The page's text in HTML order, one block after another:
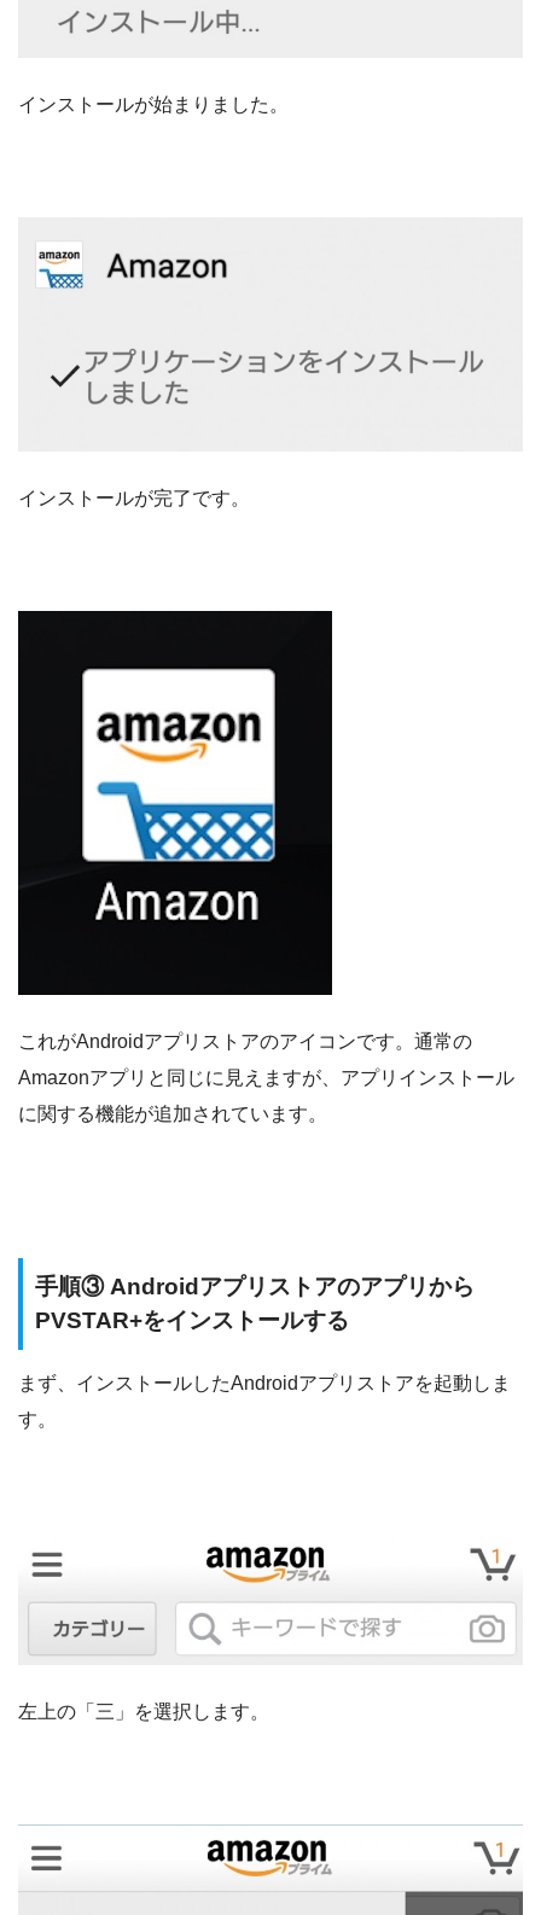
インストールが始まりました。
インストールが完了です。
これがAndroidアプリストアのアイコンです。通常の
Amazonアプリと同じに見えますが、アプリインストール
に関する機能が追加されています。
手順③ Androidアプリストアのアプリから
PVSTAR+をインストールする
まず、インストールしたAndroidアプリストアを起動しま
す。
左上の「三」を選択します。